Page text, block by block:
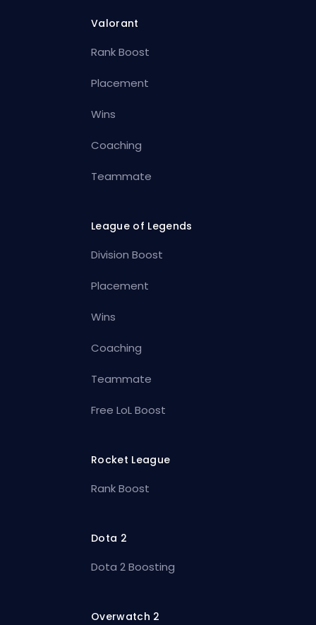
Valorant
Rank Boost
Placement
Wins
Coaching
Teammate
League of Legends
Division Boost
Placement
Wins
Coaching
Teammate
Free LoL Boost
Rocket League
Rank Boost
Dota 2
Dota 2 Boosting
Overwatch 2